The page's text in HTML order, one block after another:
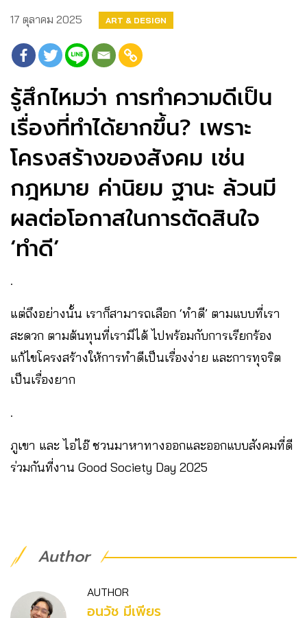
17 ตุลาคม 2025 ART & DESIGN
รู้สึกไหมว่า การทำความดีเป็น
เรื่องที่ทำได้ยากขึ้น? เพราะ
โครงสร้างของสังคม เช่น
กฎหมาย ค่านิยม ฐานะ ล้วนมี
ผลต่อโอกาสในการตัดสินใจ
‘ทำดี’
.
แต่ถึงอย่างนั้น เราก็สามารถเลือก ‘ทำดี’ ตามแบบที่เรา
สะดวก ตามต้นทุนที่เรามีได้ ไปพร้อมกับการเรียกร้อง
แก้ไขโครงสร้างให้การทำดีเป็นเรื่องง่าย และการทุจริต
เป็นเรื่องยาก
.
ภูเขา และ ไอ่ไอ๊ ชวนมาหาทางออกและออกแบบสังคมที่ดี
ร่วมกันที่งาน Good Society Day 2025
Author
AUTHOR
อนวัช มีเพียร